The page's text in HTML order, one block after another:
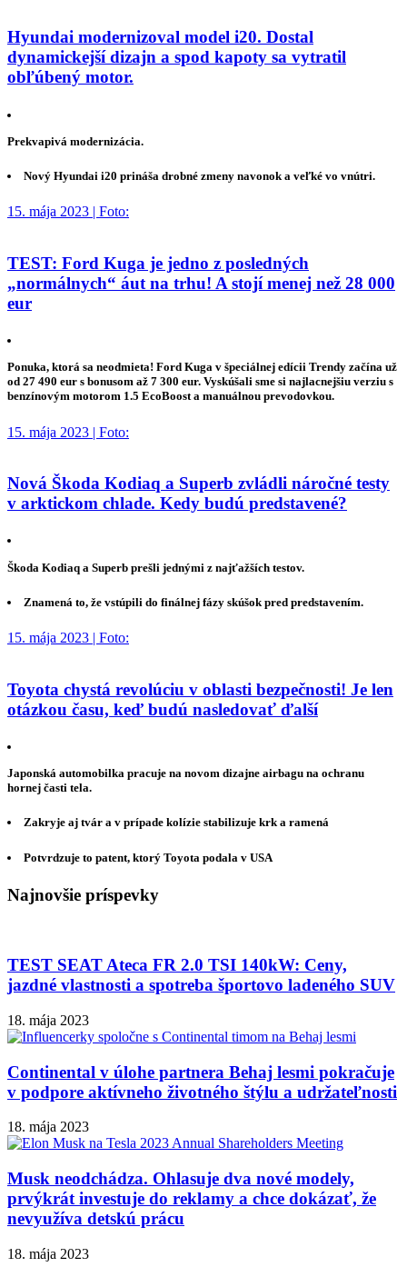
Hyundai modernizoval model i20. Dostal
dynamickejší dizajn a spod kapoty sa vytratil
obľúbený motor.
Prekvapivá modernizácia.
Nový Hyundai i20 prináša drobné zmeny navonok a veľké vo vnútri.
15. mája 2023 | Foto:
TEST: Ford Kuga je jedno z posledných
„normálnych“ áut na trhu! A stojí menej než 28 000
eur
Ponuka, ktorá sa neodmieta! Ford Kuga v špeciálnej edícii Trendy začína už
od 27 490 eur s bonusom až 7 300 eur. Vyskúšali sme si najlacnejšiu verziu s
benzínovým motorom 1.5 EcoBoost a manuálnou prevodovkou.
15. mája 2023 | Foto:
Nová Škoda Kodiaq a Superb zvládli náročné testy
v arktickom chlade. Kedy budú predstavené?
Škoda Kodiaq a Superb prešli jednými z najťažších testov.
Znamená to, že vstúpili do finálnej fázy skúšok pred predstavením.
15. mája 2023 | Foto:
Toyota chystá revolúciu v oblasti bezpečnosti! Je len
otázkou času, keď budú nasledovať ďalší
Japonská automobilka pracuje na novom dizajne airbagu na ochranu
hornej časti tela.
Zakryje aj tvár a v prípade kolízie stabilizuje krk a ramená
Potvrdzuje to patent, ktorý Toyota podala v USA
Najnovšie príspevky
TEST SEAT Ateca FR 2.0 TSI 140kW: Ceny,
jazdné vlastnosti a spotreba športovo ladeného SUV
18. mája 2023
Continental v úlohe partnera Behaj lesmi pokračuje
v podpore aktívneho životného štýlu a udržateľnosti
18. mája 2023
Musk neodchádza. Ohlasuje dva nové modely,
prvýkrát investuje do reklamy a chce dokázať, že
nevyužíva detskú prácu
18. mája 2023